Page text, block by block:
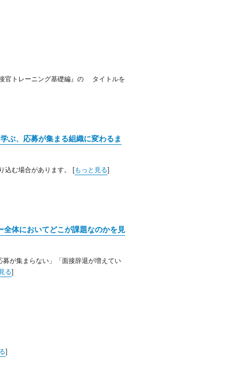
官トレーニング基礎編』の タイトルを
ぶ、応募が集まる組織に変わるま
込む場合があります。 [もっと見る]
体においてどこが課題なのかを見
が集まらない」「面接辞退が増えてい
る]
]